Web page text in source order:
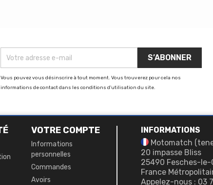
Vous pouvez vous désinscrire à tout moment. Vous trouverez pour cela nos
informations de contact dans les conditions d'utilisation du site.
VOTRE COMPTE
Informations
personnelles
Commandes
Avoirs
INFORMATIONS
Motomatch
20 impasse Bliss
25490 Fesches-le-
France
Appelez-nous : 03